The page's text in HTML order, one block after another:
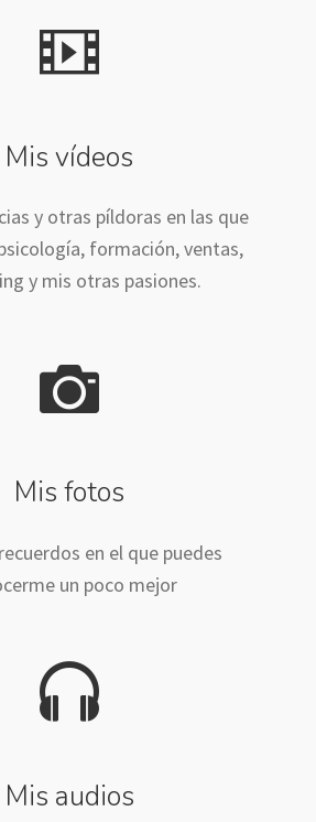
Mis vídeos
y otras píldoras en las que
formación, ventas,
y mis otras pasiones.
Mis fotos
en el que puedes
un poco mejor
Mis audios